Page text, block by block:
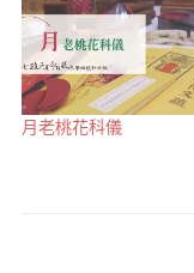
月老桃花科儀